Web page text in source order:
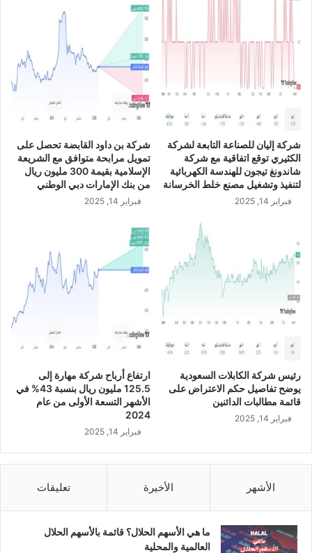
س
"
ن
ع
ن
ا
ا
ل
ة
ع
ض
ن
ج
ل
ا
ا
ل
ا
ي
U
S
E
شركة إليان للصناعة التابعة لشركة
الكثيري توقع اتفاقية مع شركة
شاندونغ تيجون للهندسة الكهربائية
لتنفيذ وتشغيل مصنع خلط الخرسانة
فبراير 14, 2025
شركة بن داود القابضة تحصل على
تمويل مرابحة متوافق مع الشريعة
الإسلامية بقيمة 300 مليون ريال
من بنك الإمارات دبي الوطني
فبراير 14, 2025
رئيس شركة الكابلات السعودية
يوضح تفاصيل حكم الاعتراض على
قائمة مطالبات الدائنين
فبراير 14, 2025
ارتفاع أرباح شركة مهارة إلى
125.5 مليون ريال بنسبة 43% في
الأشهر التسعة الأولى من عام
2024
فبراير 14, 2025
الأشهر الأخيرة تعليقات
ما هي الأسهم الحلال؟ قائمة بالأسهم الحلال
العالمية والمحلية